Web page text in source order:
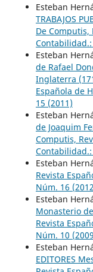
Esteban
TRABAJOS
De Computis,
Contabilidad.:
Esteban
de Rafael
Inglaterra
Española de
15 (2011)
Esteban
de Joaquim
Computis,
Contabilidad.:
Esteban
Revista
Núm. 16
Esteban
Monasterio
Revista
Núm. 10
Esteban
EDITORES